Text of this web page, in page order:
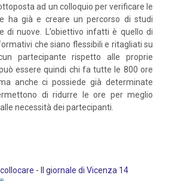
ad un colloquio per verificare le
ha già e creare un percorso di studi
di nuove. L’obiettivo infatti è quello di
che siano flessibili e ritagliati su
partecipante rispetto alle proprie
essere quindi chi fa tutte le 800 ore
anche ci possiede già determinate
di ridurre le ore per meglio
necessità dei partecipanti.
- Il giornale di Vicenza 14